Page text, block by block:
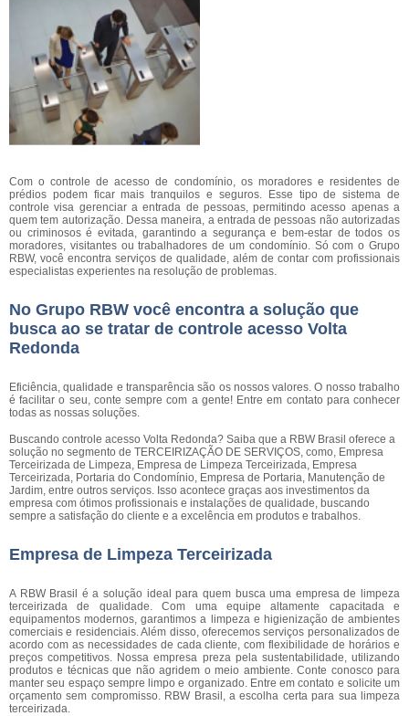
Com o controle de acesso de condomínio, os moradores e residentes de
prédios podem ficar mais tranquilos e seguros. Esse tipo de sistema de
controle visa gerenciar a entrada de pessoas, permitindo acesso apenas a
quem tem autorização. Dessa maneira, a entrada de pessoas não autorizadas
ou criminosos é evitada, garantindo a segurança e bem-estar de todos os
moradores, visitantes ou trabalhadores de um condomínio. Só com o Grupo
RBW, você encontra serviços de qualidade, além de contar com profissionais
especialistas experientes na resolução de problemas.
No Grupo RBW você encontra a solução que
busca ao se tratar de controle acesso Volta
Redonda
Eficiência, qualidade e transparência são os nossos valores. O nosso trabalho
é facilitar o seu, conte sempre com a gente! Entre em contato para conhecer
todas as nossas soluções.
Buscando controle acesso Volta Redonda? Saiba que a RBW Brasil oferece a
solução no segmento de TERCEIRIZAÇÃO DE SERVIÇOS, como, Empresa
Terceirizada de Limpeza, Empresa de Limpeza Terceirizada, Empresa
Terceirizada, Portaria do Condomínio, Empresa de Portaria, Manutenção de
Jardim, entre outros serviços. Isso acontece graças aos investimentos da
empresa com ótimos profissionais e instalações de qualidade, buscando
sempre a satisfação do cliente e a excelência em produtos e trabalhos.
Empresa de Limpeza Terceirizada
A RBW Brasil é a solução ideal para quem busca uma empresa de limpeza
terceirizada de qualidade. Com uma equipe altamente capacitada e
equipamentos modernos, garantimos a limpeza e higienização de ambientes
comerciais e residenciais. Além disso, oferecemos serviços personalizados de
acordo com as necessidades de cada cliente, com flexibilidade de horários e
preços competitivos. Nossa empresa preza pela sustentabilidade, utilizando
produtos e técnicas que não agridem o meio ambiente. Conte conosco para
manter seu espaço sempre limpo e organizado. Entre em contato e solicite um
orçamento sem compromisso. RBW Brasil, a escolha certa para sua limpeza
terceirizada.